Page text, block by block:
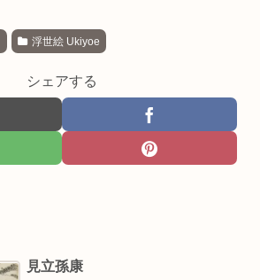
浮世絵 Ukiyoe
シェアする
見立孫康